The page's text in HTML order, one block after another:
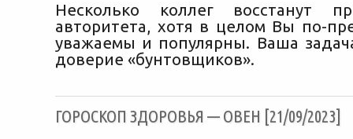
Несколько коллег восстанут
авторитета, хотя в целом Вы по-
уважаемы и популярны. Ваша
доверие «бунтовщиков».
ГОРОСКОП ЗДОРОВЬЯ — ОВЕН [21/09/2023]